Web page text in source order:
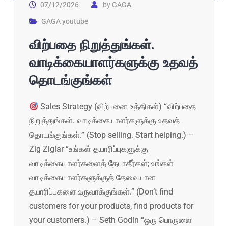
07/12/2026 byGAGA
GAGA youtube
விற்பதை நிறுத்துங்கள்.
வாடிக்கையாளர்களுக்கு உதவத்
தொடங்குங்கள்
Sales Strategy (விற்பனை உத்திகள்) “விற்பதை
நிறுத்துங்கள். வாடிக்கையாளர்களுக்கு உதவத்
தொடங்குங்கள்.” (Stop selling. Start helping.) –
Zig Ziglar “உங்கள் தயாரிப்புகளுக்கு
வாடிக்கையாளர்களைத் தேடாதீர்கள்; உங்கள்
வாடிக்கையாளர்களுக்குத் தேவையான
தயாரிப்புகளை உருவாக்குங்கள்.” (Don’t find
customers for your products, find products for
your customers.) – Seth Godin “ஒரு பொருளை